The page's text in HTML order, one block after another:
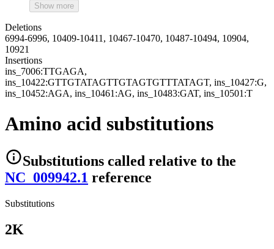
Show more
Deletions
6994-6996, 10409-10411, 10467-10470, 10487-10494, 10904,
10921
Insertions
ins_7006:TTGAGA,
ins_10422:GTTGTATAGTTGTAGTGTTTATAGT, ins_10427:G,
ins_10452:AGA, ins_10461:AG, ins_10483:GAT, ins_10501:T
Amino acid substitutions
Substitutions called relative to the
NC_009942.1 reference
Substitutions
2K